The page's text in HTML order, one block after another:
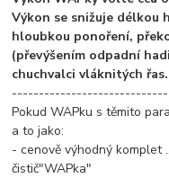
Výkon se snižuje délkou
hloubkou ponoření,
(převýšením odpadní
chuchvalci vláknitých
Pokud WAPku s těmito
a to jako:
- cenově výhodný komplet
čistič"WAPka"